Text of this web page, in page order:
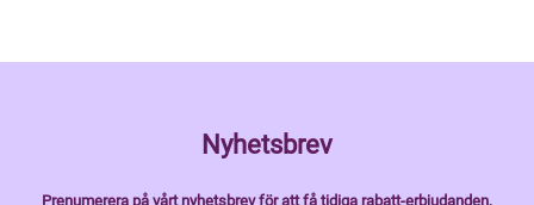
Nyhetsbrev
Prenumerera på vårt nyhetsbrev för att få tidiga rabatt-erbjudanden,